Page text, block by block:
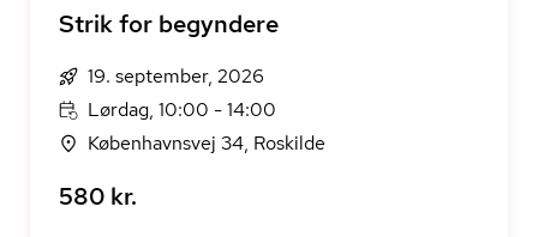
Strik for begyndere
19. september, 2026
Lørdag, 10:00 - 14:00
Københavnsvej 34, Roskilde
580 kr.